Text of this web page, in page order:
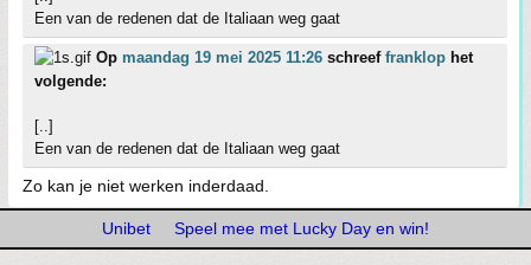
Een van de redenen dat de Italiaan weg gaat
Op maandag 19 mei 2025 11:26 schreef franklop het
volgende:
[..]
Een van de redenen dat de Italiaan weg gaat
Zo kan je niet werken inderdaad.
Unibet Speel mee met Lucky Day en win!